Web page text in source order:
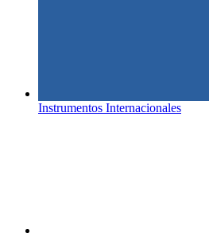
Instrumentos Internacionales